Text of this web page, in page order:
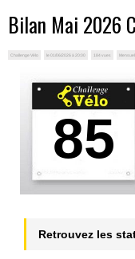
Bilan Mai 2026
Challenge Vélo le 01/06/2026 à 20:00 184 vues Mensuel
85
Retrouvez les